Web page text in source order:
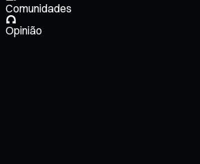
Comunidades
Opinião